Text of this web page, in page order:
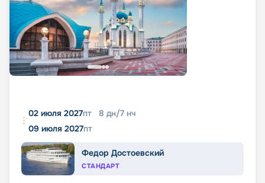
02 июля 2027пт 8 дн/7 нч
09 июля 2027пт
Федор Достоевский
СТАНДАРТ